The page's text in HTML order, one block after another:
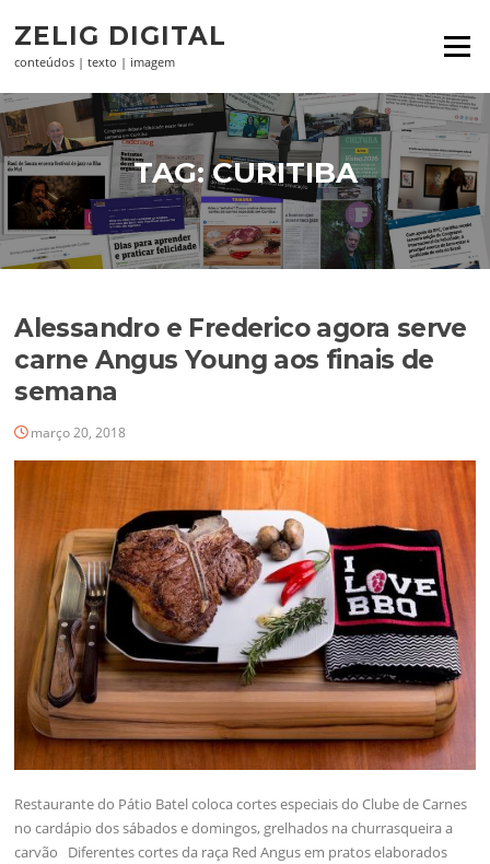
paraZELIG DIGITAL
conteúdos | texto | imagem
Menu
TAG:CURITIBA
Alessandro e Frederico agora serve
carne Angus Young aos finais de
semana
março 20, 2018
Restaurante do Pátio Batel coloca cortes especiais do Clube de Carnes
no cardápio dos sábados e domingos, grelhados na churrasqueira a
carvão Diferentes cortes da raça Red Angus em pratos elaborados